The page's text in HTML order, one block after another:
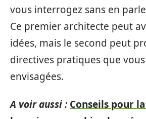
vous interrogez sans en
Ce premier architecte peut
idées, mais le second peut
directives pratiques que vous
envisagées.
A voir aussi : Conseils pour